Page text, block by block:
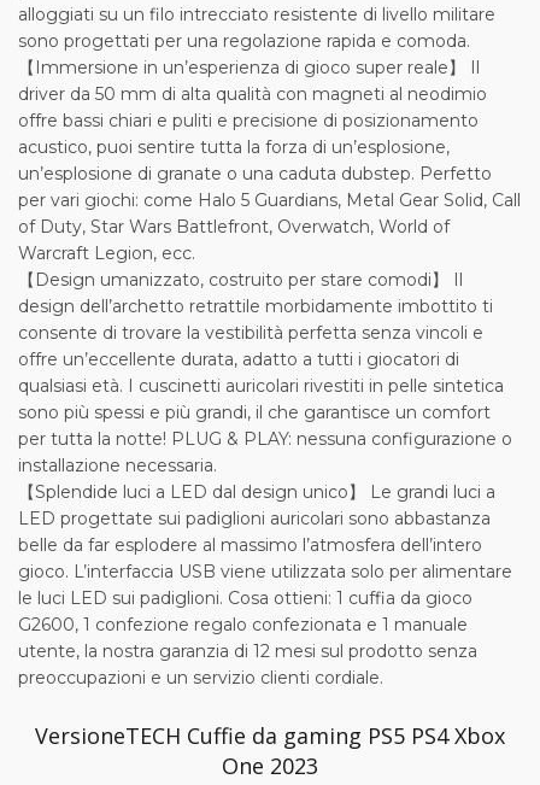
alloggiati su un filo intrecciato resistente di livello militare
sono progettati per una regolazione rapida e comoda.
【Immersione in un’esperienza di gioco super reale】 Il
driver da 50 mm di alta qualità con magneti al neodimio
offre bassi chiari e puliti e precisione di posizionamento
acustico, puoi sentire tutta la forza di un’esplosione,
un’esplosione di granate o una caduta dubstep. Perfetto
per vari giochi: come Halo 5 Guardians, Metal Gear Solid, Call
of Duty, Star Wars Battlefront, Overwatch, World of
Warcraft Legion, ecc.
【Design umanizzato, costruito per stare comodi】 Il
design dell’archetto retrattile morbidamente imbottito ti
consente di trovare la vestibilità perfetta senza vincoli e
offre un’eccellente durata, adatto a tutti i giocatori di
qualsiasi età. I cuscinetti auricolari rivestiti in pelle sintetica
sono più spessi e più grandi, il che garantisce un comfort
per tutta la notte! PLUG & PLAY: nessuna configurazione o
installazione necessaria.
【Splendide luci a LED dal design unico】 Le grandi luci a
LED progettate sui padiglioni auricolari sono abbastanza
belle da far esplodere al massimo l’atmosfera dell’intero
gioco. L’interfaccia USB viene utilizzata solo per alimentare
le luci LED sui padiglioni. Cosa ottieni: 1 cuffia da gioco
G2600, 1 confezione regalo confezionata e 1 manuale
utente, la nostra garanzia di 12 mesi sul prodotto senza
preoccupazioni e un servizio clienti cordiale.
VersioneTECH Cuffie da gaming PS5 PS4 Xbox
One 2023